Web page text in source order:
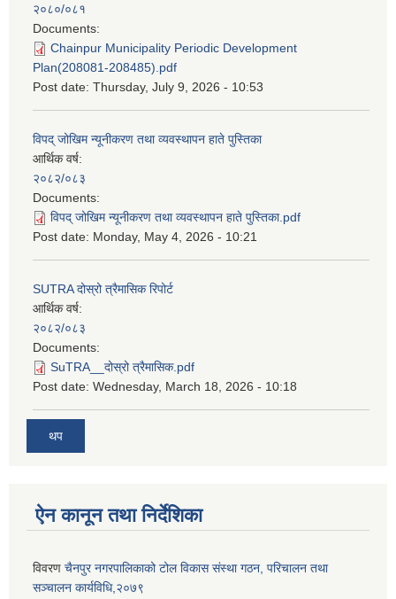
२०८०/०८१
Documents:
Chainpur Municipality Periodic Development
Plan(208081-208485).pdf
Post date: Thursday, July 9, 2026 - 10:53
विपद् जोखिम न्यूनीकरण तथा व्यवस्थापन हाते पुस्तिका
आर्थिक वर्ष:
२०८२/०८३
Documents:
विपद् जोखिम न्यूनीकरण तथा व्यवस्थापन हाते पुस्तिका.pdf
Post date: Monday, May 4, 2026 - 10:21
SUTRA दोस्रो त्रैमासिक रिपोर्ट
आर्थिक वर्ष:
२०८२/०८३
Documents:
SuTRA__दोस्रो त्रैमासिक.pdf
Post date: Wednesday, March 18, 2026 - 10:18
थप
ऐन कानून तथा निर्देशिका
विवरण चैनपुर नगरपालिकाको टोल विकास संस्था गठन, परिचालन तथा
सञ्चालन कार्यविधि,२०७९